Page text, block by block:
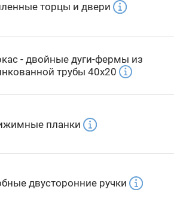
торцы и двери
- двойные дуги-фермы из
трубы 40x20
планки
двусторонние ручки